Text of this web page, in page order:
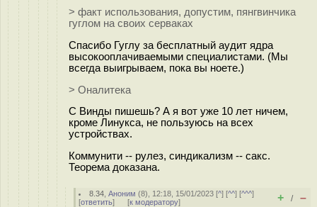
> факт использования, допустим, пянгвинчика
гуглом на своих серваках
Спасибо Гуглу за бесплатный аудит ядра
высокооплачиваемыми специалистами. (Мы
всегда выигрываем, пока вы ноете.)
> Оналитека
С Винды пишешь? А я вот уже 10 лет ничем,
кроме Линукса, не пользуюсь на всех
устройствах.
Коммунити -- рулез, синдикализм -- сакс.
Теорема доказана.
8.34 ,Аноним (8), 12:18, 15/01/2023 [^] [^^] [^^^]
[ответить] [к модератору] + / –